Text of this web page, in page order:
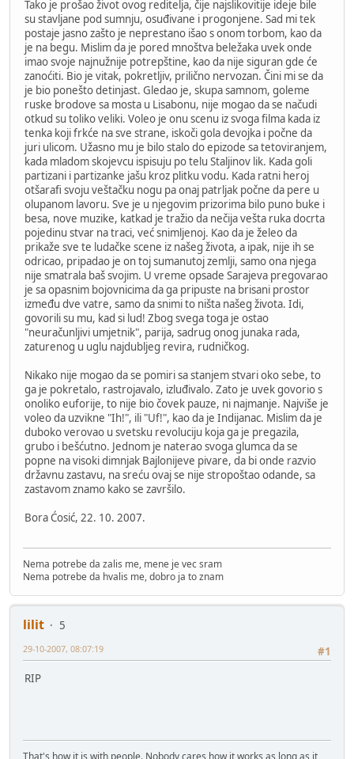
Tako je prošao život ovog reditelja, čije najslikovitije ideje bile
su stavljane pod sumnju, osuđivane i progonjene. Sad mi tek
postaje jasno zašto je neprestano išao s onom torbom, kao da
je na begu. Mislim da je pored mnoštva beležaka uvek onde
imao svoje najnužnije potrepštine, kao da nije siguran gde će
zanoćiti. Bio je vitak, pokretljiv, prilično nervozan. Čini mi se da
je bio ponešto detinjast. Gledao je, skupa samnom, goleme
ruske brodove sa mosta u Lisabonu, nije mogao da se načudi
otkud su toliko veliki. Voleo je onu scenu iz svoga filma kada iz
tenka koji frkće na sve strane, iskoči gola devojka i počne da
juri ulicom. Užasno mu je bilo stalo do epizode sa tetoviranjem,
kada mladom skojevcu ispisuju po telu Staljinov lik. Kada goli
partizani i partizanke jašu kroz plitku vodu. Kada ratni heroj
otšarafi svoju veštačku nogu pa onaj patrljak počne da pere u
olupanom lavoru. Sve je u njegovim prizorima bilo puno buke i
besa, nove muzike, katkad je tražio da nečija vešta ruka docrta
pojedinu stvar na traci, već snimljenoj. Kao da je želeo da
prikaže sve te ludačke scene iz našeg života, a ipak, nije ih se
odricao, pripadao je on toj sumanutoj zemlji, samo ona njega
nije smatrala baš svojim. U vreme opsade Sarajeva pregovarao
je sa opasnim bojovnicima da ga pripuste na brisani prostor
između dve vatre, samo da snimi to ništa našeg života. Idi,
govorili su mu, kad si lud! Zbog svega toga je ostao
"neuračunljivi umjetnik", parija, sadrug onog junaka rada,
zaturenog u uglu najdubljeg revira, rudničkog.
Nikako nije mogao da se pomiri sa stanjem stvari oko sebe, to
ga je pokretalo, rastrojavalo, izluđivalo. Zato je uvek govorio s
onoliko euforije, to nije bio čovek pauze, ni najmanje. Najviše je
voleo da uzvikne "Ih!", ili "Uf!", kao da je Indijanac. Mislim da je
duboko verovao u svetsku revoluciju koja ga je pregazila,
grubo i bešćutno. Jednom je naterao svoga glumca da se
popne na visoki dimnjak Bajlonijeve pivare, da bi onde razvio
državnu zastavu, na sreću ovaj se nije stropoštao odande, sa
zastavom znamo kako se završilo.
Bora Ćosić, 22. 10. 2007.
Nema potrebe da zalis me, mene je vec sram
Nema potrebe da hvalis me, dobro ja to znam
lilit
5
#1
29-10-2007, 08:07:19
RIP